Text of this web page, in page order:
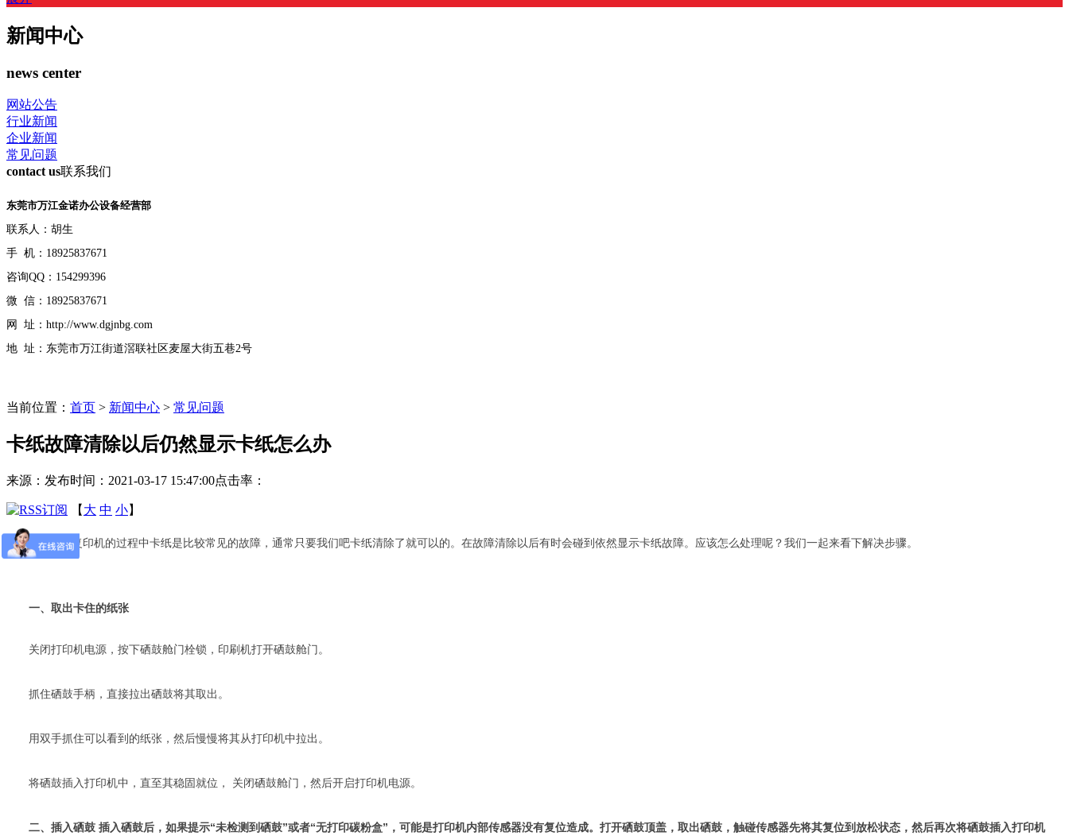
新闻中心
news center
网站公告
行业新闻
企业新闻
常见问题
contact us联系我们
东莞市万江金诺办公设备经营部
联系人：胡生
手 机：18925837671
咨询QQ：154299396
微 信：18925837671
网 址：http://www.dgjnbg.com
地 址：东莞市万江街道滘联社区麦屋大街五巷2号
当前位置： 首页 > 新闻中心 > 常见问题
卡纸故障清除以后仍然显示卡纸怎么办
来源： 发布时间：2021-03-17 15:47:00点击率：
【 大 中 小】
使用打印机复印机的过程中卡纸是比较常见的故障，通常只要我们吧卡纸清除了就可以的。在故障清除以后有时会碰到依然显示卡纸故障。应该怎么处理呢？我们一起来看下解决步骤。
一、取出卡住的纸张
关闭打印机电源，按下硒鼓舱门栓锁，印刷机打开硒鼓舱门。
抓住硒鼓手柄，直接拉出硒鼓将其取出。
用双手抓住可以看到的纸张，然后慢慢将其从打印机中拉出。
将硒鼓插入打印机中，直至其稳固就位， 关闭硒鼓舱门，然后开启打印机电源。
二、插入硒鼓 插入硒鼓后，如果提示“未检测到硒鼓”或者“无打印碳粉盒”，可能是打印机内部传感器没有复位造成。打开硒鼓顶盖，取出硒鼓，触碰传感器先将其复位到放松状态，然后再次将硒鼓插入打印机